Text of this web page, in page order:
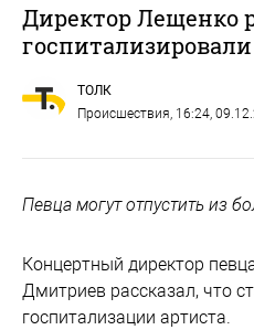
Директор Лещенко
ТОЛК
Происшествия, 16:24,
Певца могут отпустить из
Концертный директор
Дмитриев рассказал, что
госпитализации артиста.